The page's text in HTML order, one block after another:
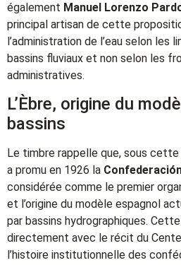
également Manuel Lorenzo
principal artisan de cette
l’administration de l’eau selon les
bassins fluviaux et non selon les
administratives.
L’Èbre, origine du
bassins
Le timbre rappelle que, sous
a promu en 1926 la
considérée comme le premier
et l’origine du modèle espagnol
par bassins hydrographiques.
directement avec le récit du
l’histoire institutionnelle des